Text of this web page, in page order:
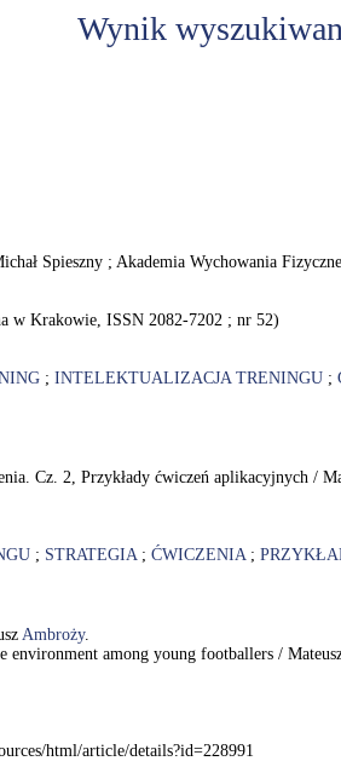
Wynik
Spieszny ; Akademia Wychowania
w Krakowie, ISSN 2082-7202 ; nr 52)
; INTELEKTUALIZACJA TRENINGU ;
Cz. 2, Przykłady ćwiczeń aplikacyjnych /
; STRATEGIA; ĆWICZENIA;
Ambroży.
among young footballers /
html/article/details?id=228991